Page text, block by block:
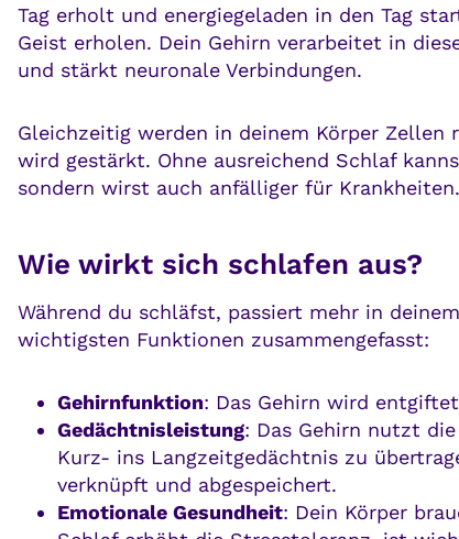
Tag erholt und energiegeladen in den Tag
Geist erholen. Dein Gehirn verarbeitet in
und stärkt neuronale Verbindungen.
Gleichzeitig werden in deinem Körper Zellen
wird gestärkt. Ohne ausreichend Schlaf
sondern wirst auch anfälliger für Krankheiten.
Wie wirkt sich schlafen aus?
Während du schläfst, passiert mehr in
wichtigsten Funktionen zusammengefasst:
Gehirnfunktion: Das Gehirn wird
Gedächtnisleistung: Das Gehirn nutzt
Kurz- ins Langzeitgedächtnis zu
verknüpft und abgespeichert.
Emotionale Gesundheit: Dein Körper